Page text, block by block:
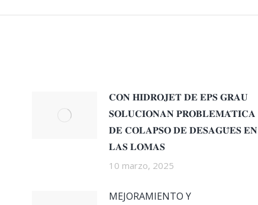
𝐂𝐎𝐍 𝐇𝐈𝐃𝐑𝐎𝐉𝐄𝐓 𝐃𝐄 𝐄𝐏𝐒 𝐆𝐑𝐀𝐔
𝐒𝐎𝐋𝐔𝐂𝐈𝐎𝐍𝐀𝐍 𝐏𝐑𝐎𝐁𝐋𝐄𝐌𝐀́𝐓𝐈𝐂𝐀
𝐃𝐄 𝐂𝐎𝐋𝐀𝐏𝐒𝐎 𝐃𝐄 𝐃𝐄𝐒𝐀𝐆𝐔̈𝐄𝐒 𝐄𝐍
𝐋𝐀𝐒 𝐋𝐎𝐌𝐀𝐒
10 marzo, 2025
MEJORAMIENTO Y